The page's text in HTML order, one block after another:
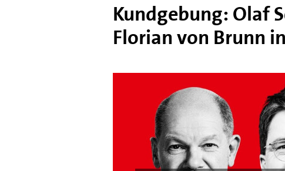
Kundgebung: Olaf
Florian von Brunn